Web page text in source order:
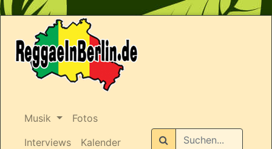
Musik
Fotos
Interviews
Kalender
Suchen